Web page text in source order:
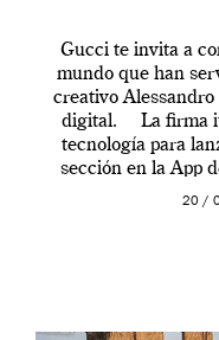
Gucci te invita a
mundo que han
creativo
digital. La firma
tecnología para
sección en la App
20 /